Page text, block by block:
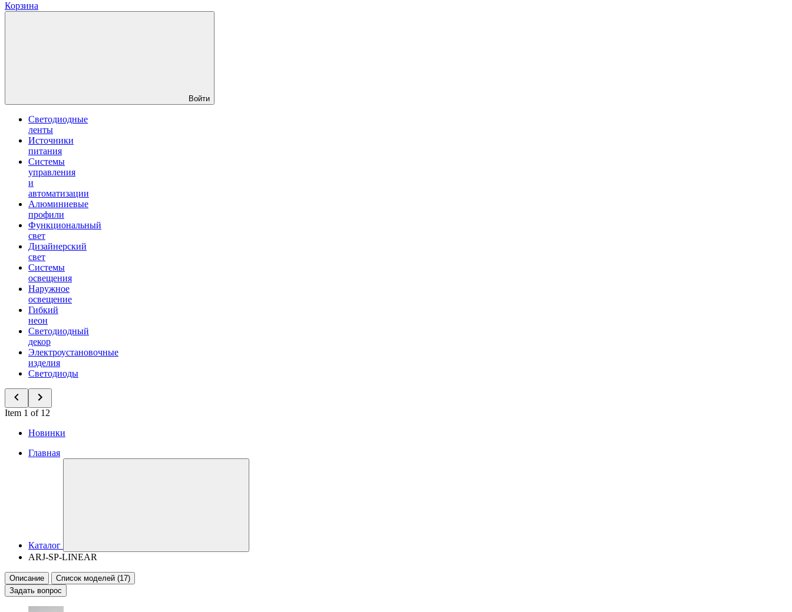
Корзина
Войти
Светодиодные
ленты
Источники
питания
Системы
управления
и
автоматизации
Алюминиевые
профили
Функциональный
свет
Дизайнерский
свет
Системы
освещения
Наружное
освещение
Гибкий
неон
Светодиодный
декор
Электроустановочные
изделия
Светодиоды
Item 1 of 12
Новинки
Главная
Каталог
ARJ-SP-LINEAR
Описание
Список моделей (17)
Задать вопрос